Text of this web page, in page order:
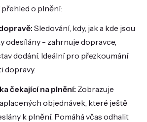
o plnění:
Sledování, kdy, jak a kde jsou
odesílány - zahrnuje dopravce,
dodání. Ideální pro přezkoumání
dopravy.
čekající na plnění: Zobrazuje
objednávek, které ještě
k plnění. Pomáhá včas odhalit